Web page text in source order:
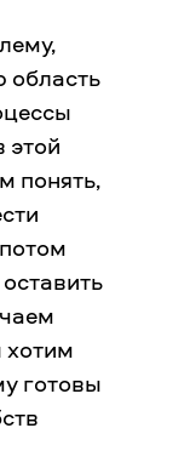
область
этой
понять,
хотим
готовы